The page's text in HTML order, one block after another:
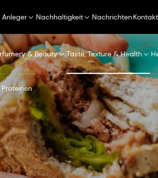
Anleger Nachhaltigkeit Nachrichten
& Beauty Taste, Texture & Health